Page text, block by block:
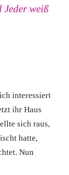
Jeder weiß
interessiert
ihr Haus
sich raus,
hatte,
Nun